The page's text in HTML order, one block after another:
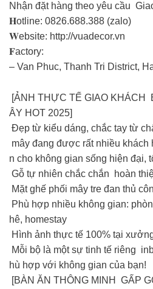
Nhận đặt hàng theo yêu cầu
𝐇otline: 0826.688.388 (zalo)
𝐖ebsite: http://vuadecor.vn
𝐅actory:
– Van Phuc, Thanh Tri District,
[ẢNH THỰC TẾ GIAO KHÁCH
ÂY HOT 2025]
Đẹp từ kiểu dáng, chắc tay từ
mây đang được rất nhiều khách
n cho không gian sống hiện đại,
Gỗ tự nhiên chắc chắn hoàn
Mặt ghế phối mây tre đan thủ
Phù hợp nhiều không gian:
hê, homestay
Hình ảnh thực tế 100% tại
Mỗi bộ là một sự tinh tế riêng
hù hợp với không gian của bạn!
[BÀN ĂN THÔNG MINH GẤP